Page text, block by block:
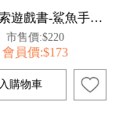
神奇探索遊戲書-鯊魚手電筒
市售價:$220
會員價:$173